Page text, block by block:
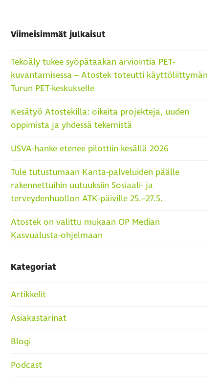
Viimeisimmät julkaisut
Tekoäly tukee syöpätaakan arviointia PET-
kuvantamisessa – Atostek toteutti käyttöliittymän
Turun PET-keskukselle
Kesätyö Atostekilla: oikeita projekteja, uuden
oppimista ja yhdessä tekemistä
USVA-hanke etenee pilottiin kesällä 2026
Tule tutustumaan Kanta-palveluiden päälle
rakennettuihin uutuuksiin Sosiaali- ja
terveydenhuollon ATK-päiville 25.–27.5.
Atostek on valittu mukaan OP Median
Kasvualusta-ohjelmaan
Kategoriat
Artikkelit
Asiakastarinat
Blogi
Podcast